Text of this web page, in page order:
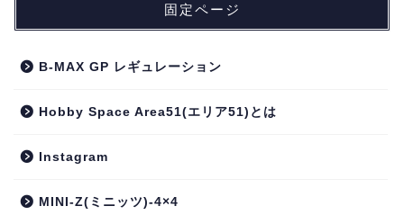
固定ページ
B-MAX GP レギュレーション
Hobby Space Area51(エリア51)とは
Instagram
MINI-Z(ミニッツ)-4×4